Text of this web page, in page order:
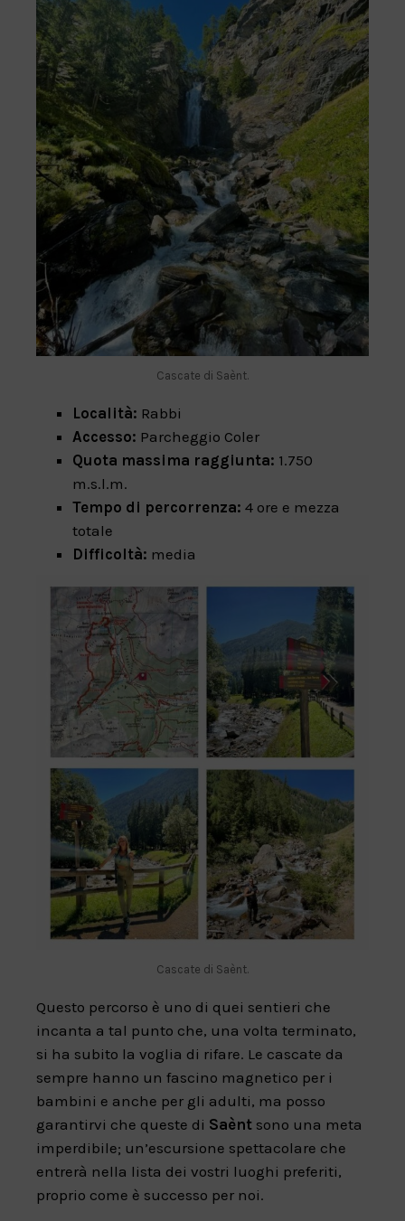
Cascate di Saènt.
Località: Rabbi
Accesso: Parcheggio Coler
Quota massima raggiunta: 1.750
m.s.l.m.
Tempo di percorrenza: 4 ore e mezza
totale
Difficoltà: media
Cascate di Saènt.
Questo percorso è uno di quei sentieri che
incanta a tal punto che, una volta terminato,
si ha subito la voglia di rifare. Le cascate da
sempre hanno un fascino magnetico per i
bambini e anche per gli adulti, ma posso
garantirvi che queste di Saènt sono una meta
imperdibile; un’escursione spettacolare che
entrerà nella lista dei vostri luoghi preferiti,
proprio come è successo per noi.